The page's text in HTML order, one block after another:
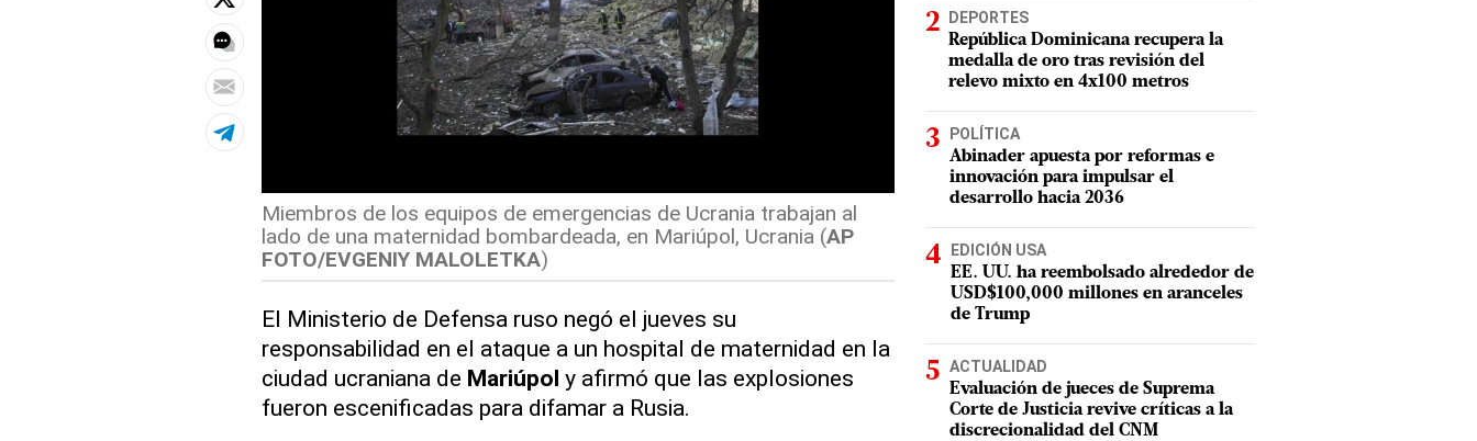
Miembros de los equipos de emergencias de Ucrania trabajan al
lado de una maternidad bombardeada, en Mariúpol, Ucrania (AP
FOTO/EVGENIY MALOLETKA)
El Ministerio de Defensa ruso negó el jueves su
responsabilidad en el ataque a un hospital de maternidad en la
ciudad ucraniana de Mariúpol y afirmó que las explosiones
fueron escenificadas para difamar a Rusia.
DEPORTES
República Dominicana recupera la
medalla de oro tras revisión del
relevo mixto en 4x100 metros
POLÍTICA
Abinader apuesta por reformas e
innovación para impulsar el
desarrollo hacia 2036
EDICIÓN USA
EE. UU. ha reembolsado alrededor de
USD$100,000 millones en aranceles
de Trump
ACTUALIDAD
Evaluación de jueces de Suprema
Corte de Justicia revive críticas a la
discrecionalidad del CNM